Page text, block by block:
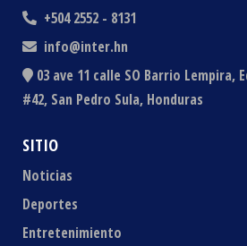
+504 2552 - 8131
info@inter.hn
03 ave 11 calle SO Barrio Lempira,
#42, San Pedro Sula, Honduras
SITIO
Noticias
Deportes
Entretenimiento